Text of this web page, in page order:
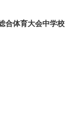
合体育大会中学校